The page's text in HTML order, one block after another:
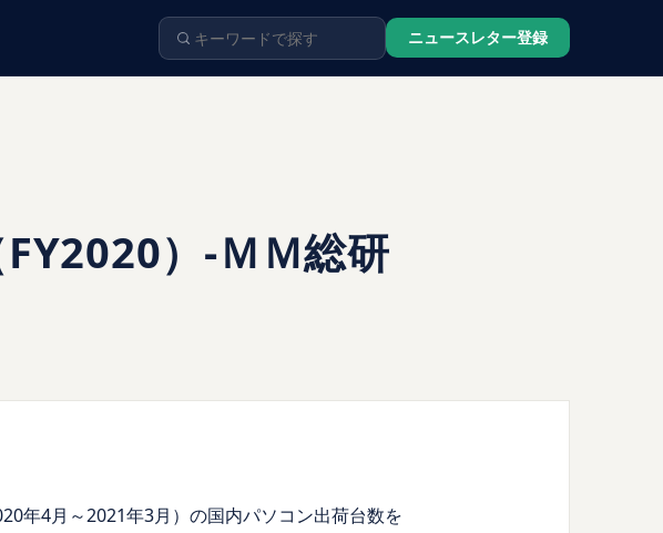
ニュースレター登録
）-ＭＭ総研
年4月～2021年3月）の国内パソコン出荷台数を